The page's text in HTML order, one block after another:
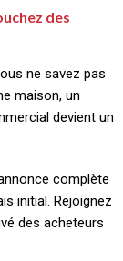
des
ne savez pas
maison, un
devient un
complète
initial. Rejoignez
des acheteurs